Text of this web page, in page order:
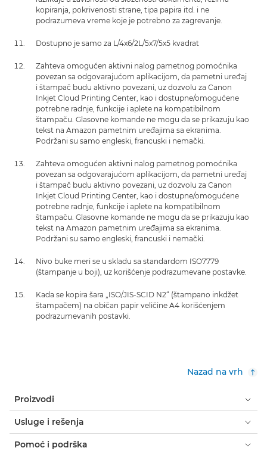
kopiranja, pokrivenosti strane, tipa papira itd. i ne
podrazumeva vreme koje je potrebno za zagrevanje.
Dostupno je samo za L/4x6/2L/5x7/5x5 kvadrat
Zahteva omogućen aktivni nalog pametnog pomoćnika
povezan sa odgovarajućom aplikacijom, da pametni uređaj
i štampač budu aktivno povezani, uz dozvolu za Canon
Inkjet Cloud Printing Center, kao i dostupne/omogućene
potrebne radnje, funkcije i aplete na kompatibilnom
štampaču. Glasovne komande ne mogu da se prikazuju kao
tekst na Amazon pametnim uređajima sa ekranima.
Podržani su samo engleski, francuski i nemački.
Zahteva omogućen aktivni nalog pametnog pomoćnika
povezan sa odgovarajućom aplikacijom, da pametni uređaj
i štampač budu aktivno povezani, uz dozvolu za Canon
Inkjet Cloud Printing Center, kao i dostupne/omogućene
potrebne radnje, funkcije i aplete na kompatibilnom
štampaču. Glasovne komande ne mogu da se prikazuju kao
tekst na Amazon pametnim uređajima sa ekranima.
Podržani su samo engleski, francuski i nemački.
Nivo buke meri se u skladu sa standardom ISO7779
(štampanje u boji), uz korišćenje podrazumevane postavke.
Kada se kopira šara „ISO/JIS-SCID N2“ (štampano inkdžet
štampačem) na običan papir veličine A4 korišćenjem
podrazumevanih postavki.
Nazad na vrh
Proizvodi
Usluge i rešenja
Pomoć i podrška